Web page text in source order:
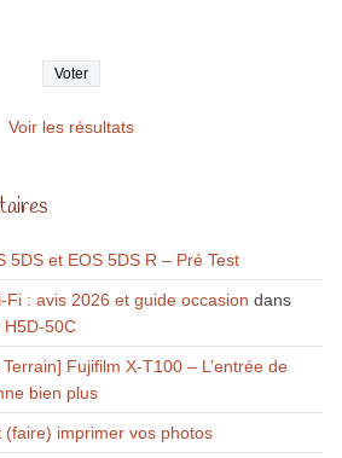
Voir les résultats
5DS et EOS 5DS R – Pré Test
Fi : avis 2026 et guide occasion dans
H5D-50C
Terrain] Fujifilm X-T100 – L’entrée de
bien plus
(faire) imprimer vos photos